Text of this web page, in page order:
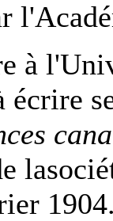
à
écrire